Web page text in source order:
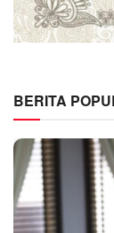
BERITA